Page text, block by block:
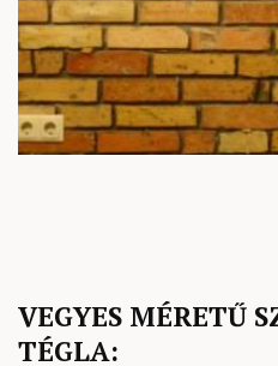
VEGYES MÉRETŰ
TÉGLA: